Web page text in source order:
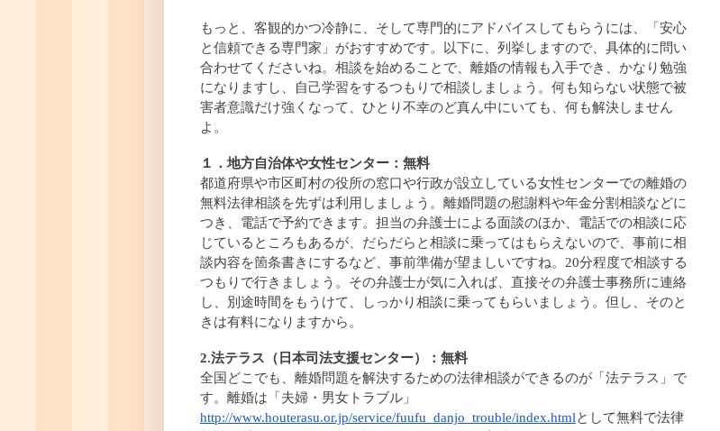
もっと、客観的かつ冷静に、そして専門的にアドバイスしてもらうには、「安心
と信頼できる専門家」がおすすめです。以下に、列挙しますので、具体的に問い
合わせてくださいね。相談を始めることで、離婚の情報も入手でき、かなり勉強
になりますし、自己学習をするつもりで相談しましょう。何も知らない状態で被
害者意識だけ強くなって、ひとり不幸のど真ん中にいても、何も解決しません
よ。
１．地方自治体や女性センター：無料
都道府県や市区町村の役所の窓口や行政が設立している女性センターでの離婚の
無料法律相談を先ずは利用しましょう。離婚問題の慰謝料や年金分割相談などに
つき、電話で予約できます。担当の弁護士による面談のほか、電話での相談に応
じているところもあるが、だらだらと相談に乗ってはもらえないので、事前に相
談内容を箇条書きにするなど、事前準備が望ましいですね。20分程度で相談する
つもりで行きましょう。その弁護士が気に入れば、直接その弁護士事務所に連絡
し、別途時間をもうけて、しっかり相談に乗ってもらいましょう。但し、そのと
きは有料になりますから。
2.法テラス（日本司法支援センター）：無料
全国どこでも、離婚問題を解決するための法律相談ができるのが「法テラス」で
す。離婚は「夫婦・男女トラブル」
http://www.houterasu.or.jp/service/fuufu_danjo_trouble/index.htmlとして無料で法律